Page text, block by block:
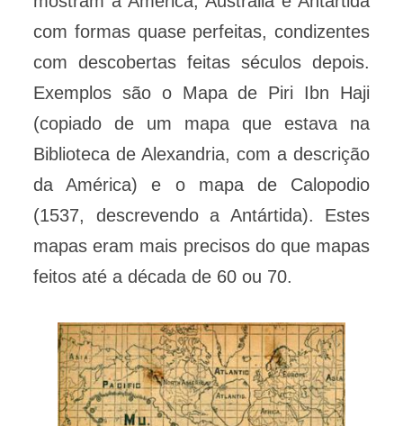
com formas quase perfeitas, condizentes
com descobertas feitas séculos depois.
Exemplos são o Mapa de Piri Ibn Haji
(copiado de um mapa que estava na
Biblioteca de Alexandria, com a descrição
da América) e o mapa de Calopodio
(1537, descrevendo a Antártida). Estes
mapas eram mais precisos do que mapas
feitos até a década de 60 ou 70.